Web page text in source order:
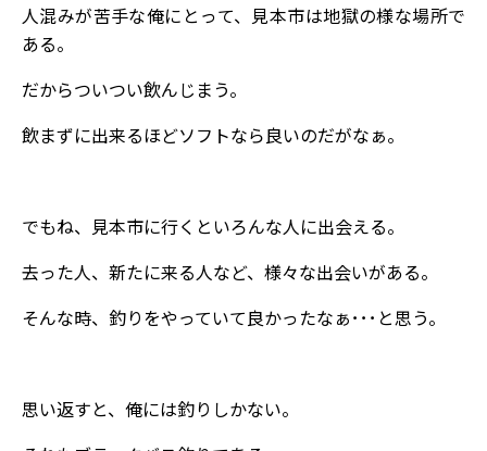
人混みが苦手な俺にとって、見本市は地獄の様な場所で
ある。
だからついつい飲んじまう。
飲まずに出来るほどソフトなら良いのだがなぁ。
でもね、見本市に行くといろんな人に出会える。
去った人、新たに来る人など、様々な出会いがある。
そんな時、釣りをやっていて良かったなぁ･･･と思う。
思い返すと、俺には釣りしかない。